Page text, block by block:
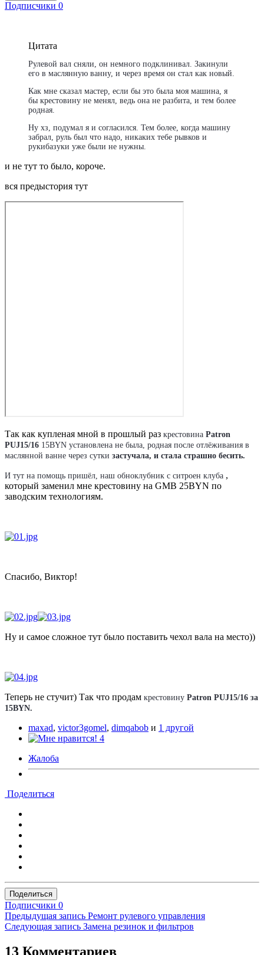
Подписчики 0
Цитата
Рулевой вал сняли, он немного подклинивал. Закинули
его в маслянную ванну, и через время он стал как новый.
Как мне сказал мастер, если бы это была моя машина, я
бы крестовину не менял, ведь она не разбита, и тем более
родная.
Ну хз, подумал я и согласился. Тем более, когда машину
забрал, руль был что надо, никаких тебе рывков и
рукибазуки уже были не нужны.
и не тут то было, короче.
вся предыстория тут
Так как купленая мной в прошлый раз крестовина Patron
PUJ15/16 15BYN установлена не была, родная после отлёживания в
маслянной ванне через сутки застучала, и стала страшно бесить.
И тут на помощь пришёл, наш обноклубник с ситроен клуба ,
который заменил мне крестовину на GMB 25BYN по
заводским технологиям.
Спасибо, Виктор!
Ну и самое сложное тут было поставить чехол вала на место))
Теперь не стучит) Так что продам крестовину Patron PUJ15/16 за
15BYN.
maxad, victor3gomel, dimqabob и 1 другой
4
Жалоба
Поделиться
Поделиться
Подписчики 0
Предыдущая запись Ремонт рулевого управления
Следующая запись Замена резинок и фильтров
13 Комментариев